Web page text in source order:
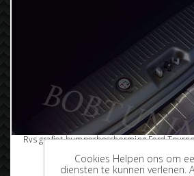
Rvs grafiet bumperbescherming Ford
Cookies Helpen ons om
diensten te kunnen verlenen.